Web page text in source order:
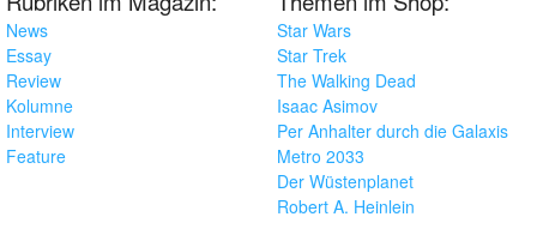
News
Essay
Review
Kolumne
Interview
Feature
Star Wars
Star Trek
The Walking Dead
Isaac Asimov
Per Anhalter durch die Galaxis
Metro 2033
Der Wüstenplanet
Robert A. Heinlein